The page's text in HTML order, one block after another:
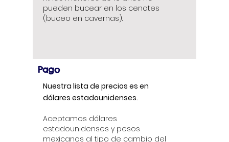
pueden bucear en los cenotes
(buceo en cavernas).
Pago
Nuestra lista de precios es en
dólares estadounidenses.
Aceptamos dólares
estadounidenses y pesos
mexicanos al tipo de cambio del